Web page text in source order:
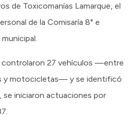
de Toxicomanías Lamarque, el
de la Comisaría 8° e
controlaron 27 vehículos —entre
y motocicletas— y se identificó
se iniciaron actuaciones por